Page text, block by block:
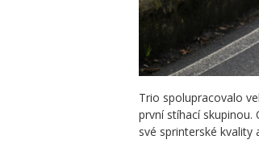
Trio spolupracovalo
první stíhací skupinou.
své sprinterské